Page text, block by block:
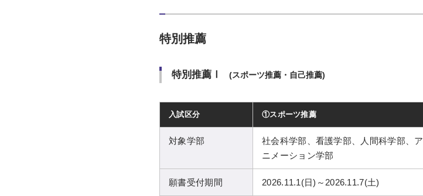
特別推薦
特別推薦Ⅰ (スポーツ推薦・自己推薦)
入試区分 ①スポーツ推薦
対象学部
社会科学部、看護学部、人間科学部、ア
ニメーション学部
願書受付期間 2026.11.1(日)～2026.11.7(土)